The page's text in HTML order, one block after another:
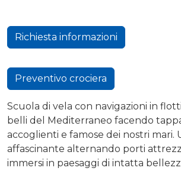
Richiesta informazioni
Preventivo crociera
Scuola di vela con navigazioni in
belli del Mediterraneo facendo
accoglienti e famose dei nostri mari.
affascinante alternando porti
immersi in paesaggi di intatta